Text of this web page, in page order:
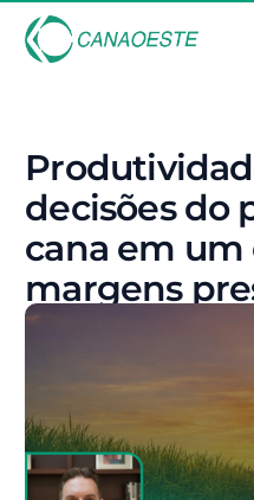
decisões do
cana em
margens